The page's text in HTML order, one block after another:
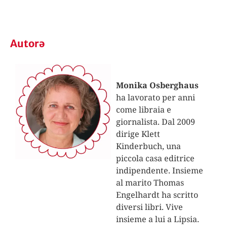
Autorə
Monika Osberghaus
ha lavorato per anni
come libraia e
giornalista. Dal 2009
dirige Klett
Kinderbuch, una
piccola casa editrice
indipendente. Insieme
al marito Thomas
Engelhardt ha scritto
diversi libri. Vive
insieme a lui a Lipsia.